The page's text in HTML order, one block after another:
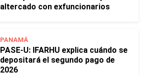
altercado con exfuncionarios
PANAMÁ
PASE-U: IFARHU explica cuándo se
depositará el segundo pago de
2026